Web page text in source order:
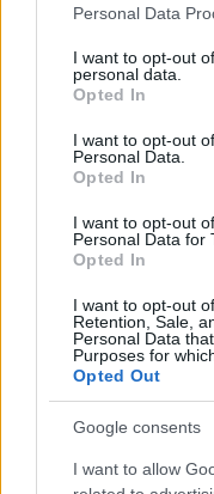
Please note that this
not limited to your visit
grant or deny consent
use your data for
consent section.
Personal Data
I want to opt-out
personal data.
Opted In
I want to opt-out
Personal Data.
Opted In
I want to opt-out
Personal Data for
Opted In
I want to opt-out
Retention, Sale,
Personal Data
Purposes for
Opted Out
Google consents
I want to allow
2026.08.07.
Györfi Mihály több
a kerékpárgyár
azoknak a
bezárása...